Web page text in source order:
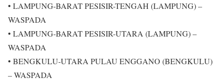
• LAMPUNG-BARAT PESISIR-TENGAH (LAMPUNG) –
WASPADA
• LAMPUNG-BARAT PESISIR-UTARA (LAMPUNG) –
WASPADA
• BENGKULU-UTARA PULAU ENGGANO (BENGKULU)
– WASPADA